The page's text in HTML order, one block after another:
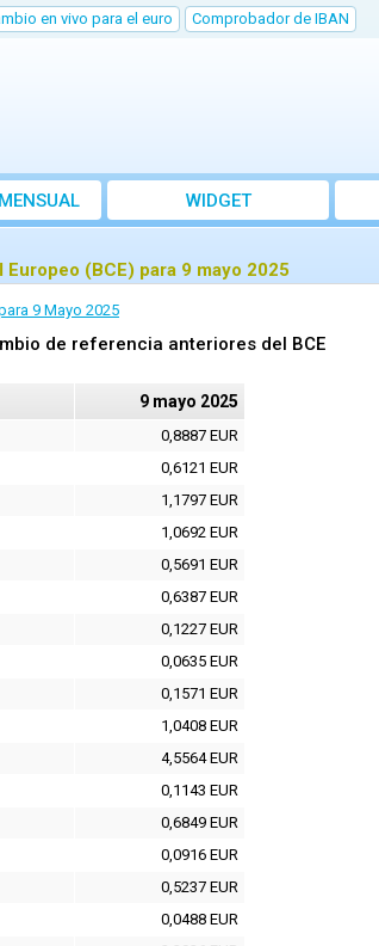
en vivo para el euro Comprobador de IBAN
WIDGET
(BCE) para 9 mayo 2025
9 Mayo 2025
de referencia anteriores del BCE
9 mayo 2025
0,8887 EUR
0,6121 EUR
1,1797 EUR
1,0692 EUR
0,5691 EUR
0,6387 EUR
0,1227 EUR
0,0635 EUR
0,1571 EUR
1,0408 EUR
4,5564 EUR
0,1143 EUR
0,6849 EUR
0,0916 EUR
0,5237 EUR
0,0488 EUR